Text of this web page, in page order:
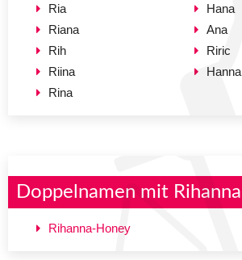
Ria
Riana
Rih
Riina
Rina
Hana
Ana
Riric
Hanna
Doppelnamen mit Rihanna
Rihanna-Honey